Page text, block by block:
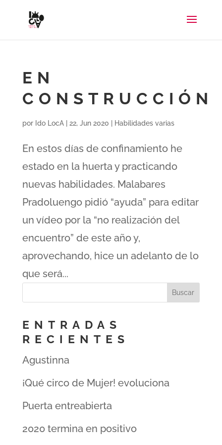
EN
CONSTRUCCIÓN
por Ido LocA| 22, Jun 2020 Habilidades varias
En estos días de confinamiento he
estado en la huerta y practicando
nuevas habilidades. Malabares
Pradoluengo pidió “ayuda” para editar
un vídeo por la “no realización del
encuentro” de este año y,
aprovechando, hice un adelanto de lo
que será...
ENTRADAS
RECIENTES
Agustinna
¡Qué circo de Mujer! evoluciona
Puerta entreabierta
2020 termina en positivo